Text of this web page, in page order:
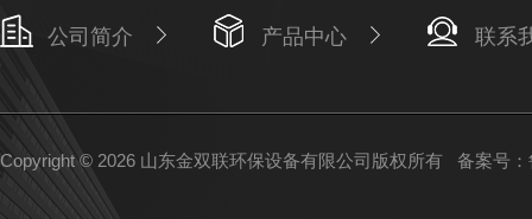
公司简介 产品中心 联系
Copyright © 2026 山东金双联环保设备有限公司版权所有 备案号